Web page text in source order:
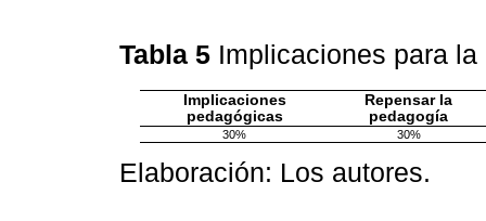
Tabla 5 Implicaciones para
Implicaciones
pedagógicas
Repensar la
pedagogía
30% 30%
Elaboración: Los autores.